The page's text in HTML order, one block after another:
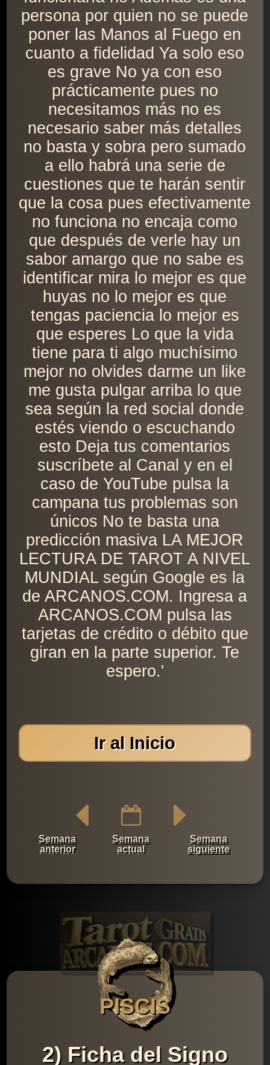
persona por quien no se puede
poner las Manos al Fuego en
cuanto a fidelidad Ya solo eso
es grave No ya con eso
prácticamente pues no
necesitamos más no es
necesario saber más detalles
no basta y sobra pero sumado
a ello habrá una serie de
cuestiones que te harán sentir
que la cosa pues efectivamente
no funciona no encaja como
que después de verle hay un
sabor amargo que no sabe es
identificar mira lo mejor es que
huyas no lo mejor es que
tengas paciencia lo mejor es
que esperes Lo que la vida
tiene para ti algo muchísimo
mejor no olvides darme un like
me gusta pulgar arriba lo que
sea según la red social donde
estés viendo o escuchando
esto Deja tus comentarios
suscríbete al Canal y en el
caso de YouTube pulsa la
campana tus problemas son
únicos No te basta una
predicción masiva LA MEJOR
LECTURA DE TAROT A NIVEL
MUNDIAL según Google es la
de ARCANOS.COM. Ingresa a
ARCANOS.COM pulsa las
tarjetas de crédito o débito que
giran en la parte superior. Te
espero.'
Ir al Inicio
Semana
anterior
Semana
actual
Semana
siguiente
PISCIS
2) Ficha del Signo